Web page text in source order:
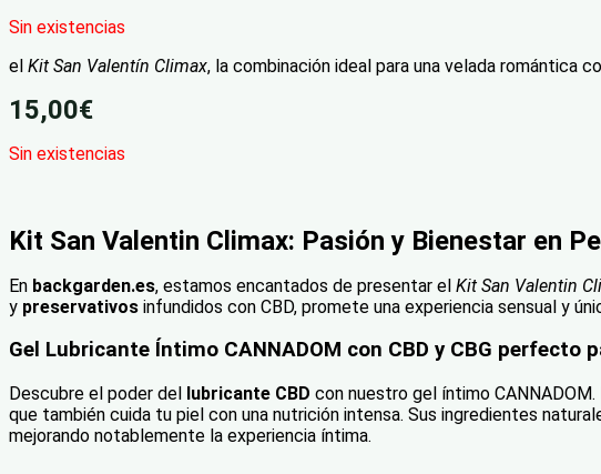
Sin existencias
el Kit San Valentín Climax, la combinación ideal para una velada romántica
15,00€
Sin existencias
Kit San Valentin Climax: Pasión y Bienestar en
En backgarden.es, estamos encantados de presentar el Kit San Valentin
y preservativos infundidos con CBD, promete una experiencia sensual y
Gel Lubricante Íntimo CANNADOM con CBD y CBG perfecto
Descubre el poder del lubricante CBD con nuestro gel íntimo
que también cuida tu piel con una nutrición intensa. Sus ingredientes
mejorando notablemente la experiencia íntima.